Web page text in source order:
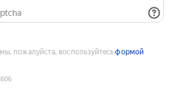
пожалуйста, воспользуйтесьформой